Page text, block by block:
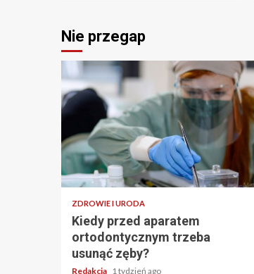
Nie przegap
ZDROWIE I URODA
Kiedy przed aparatem
ortodontycznym trzeba
usunąć zęby?
Redakcja 1 tydzień ago